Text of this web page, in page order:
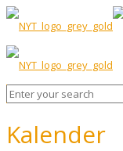
Kalender